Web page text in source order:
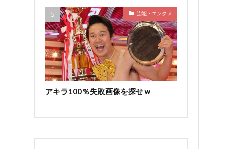
芸能・エンタメ
アキラ100％失敗画像を探せｗ